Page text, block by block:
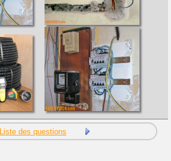
Liste des questions